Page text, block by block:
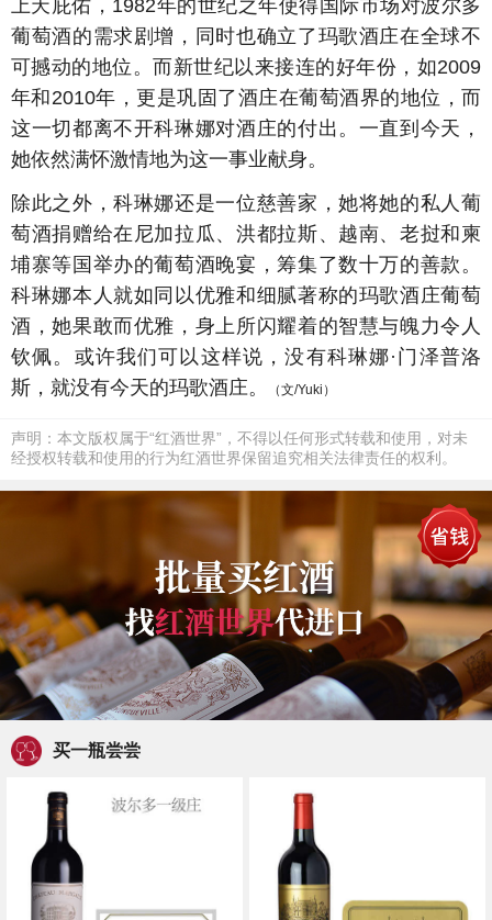
上天庇佑，1982年的世纪之年使得国际市场对波尔多
葡萄酒的需求剧增，同时也确立了玛歌酒庄在全球不
可撼动的地位。而新世纪以来接连的好年份，如2009
年和2010年，更是巩固了酒庄在葡萄酒界的地位，而
这一切都离不开科琳娜对酒庄的付出。一直到今天，
她依然满怀激情地为这一事业献身。
除此之外，科琳娜还是一位慈善家，她将她的私人葡
萄酒捐赠给在尼加拉瓜、洪都拉斯、越南、老挝和柬
埔寨等国举办的葡萄酒晚宴，筹集了数十万的善款。
科琳娜本人就如同以优雅和细腻著称的玛歌酒庄葡萄
酒，她果敢而优雅，身上所闪耀着的智慧与魄力令人
钦佩。或许我们可以这样说，没有科琳娜·门泽普洛
斯，就没有今天的玛歌酒庄。
（文/Yuki）
声明：本文版权属于“红酒世界”，不得以任何形式转载和使用，对未
经授权转载和使用的行为红酒世界保留追究相关法律责任的权利。
买一瓶尝尝